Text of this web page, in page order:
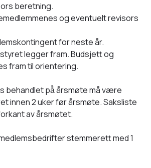
beretning.
og eventuelt revisors
for neste år.
legger fram. Budsjett og
fram til orientering.
behandlet på̊ årsmøte må være
innen 2 uker før årsmøte. Saksliste
av årsmøtet.
stemmerett med 1